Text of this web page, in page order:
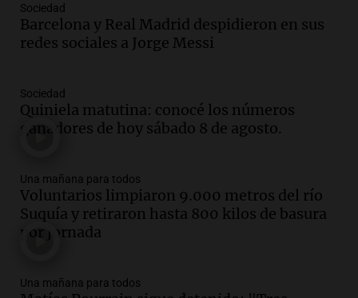
Vargas en 2007
Una mañana para todos
Episodios
las nuevas detenciones: "En esa casa
todos tenían algo que ver"
Una mañana para todos
Audio.
Una nutricionista derribó el mito
del desayuno ideal: qué alimentos
conviene priorizar
Una mañana para todos
Audio.Murió Jorge Messi
Sociedad
Barcelona y Real Madrid despidieron en sus
redes sociales a Jorge Messi
Sociedad
Quiniela matutina: conocé los números
ganadores de hoy sábado 8 de agosto.
Una mañana para todos
Voluntarios limpiaron 9.000 metros del río
Suquía y retiraron hasta 800 kilos de basura
por jornada
Una mañana para todos